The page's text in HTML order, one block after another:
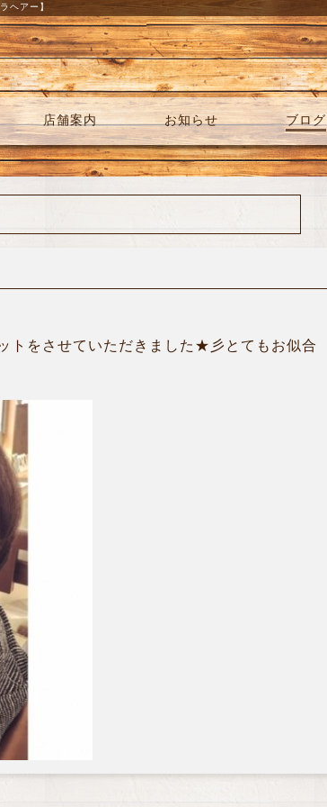
ヘアー】
店舗案内 お知らせ ブログ
トをさせていただきました★彡とてもお似合